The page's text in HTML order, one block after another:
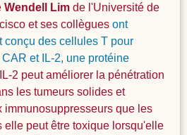
Wendell Limde l'Université de
et ses collègues ont
conçu des cellules T pour
et IL-2, une protéine
2 peut améliorer la pénétration
les tumeurs solides et
immunosuppresseurs que les
elle peut être toxique lorsqu'elle